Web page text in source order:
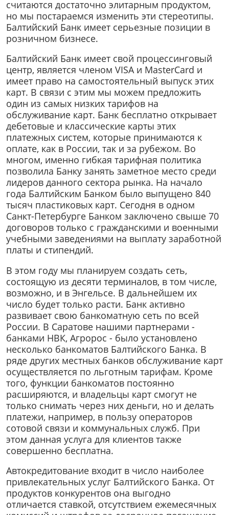
считаются достаточно элитарным продуктом,
но мы постараемся изменить эти стереотипы.
Балтийский Банк имеет серьезные позиции в
розничном бизнесе.
Балтийский Банк имеет свой процессинговый
центр, является членом VISA и MasterCard и
имеет право на самостоятельный выпуск этих
карт. В связи с этим мы можем предложить
один из самых низких тарифов на
обслуживание карт. Банк бесплатно открывает
дебетовые и классические карты этих
платежных систем, которые принимаются к
оплате, как в России, так и за рубежом. Во
многом, именно гибкая тарифная политика
позволила Банку занять заметное место среди
лидеров данного сектора рынка. На начало
года Балтийским Банком было выпущено 840
тысяч пластиковых карт. Сегодня в одном
Санкт-Петербурге Банком заключено свыше 70
договоров только с гражданскими и военными
учебными заведениями на выплату заработной
платы и стипендий.
В этом году мы планируем создать сеть,
состоящую из десяти терминалов, в том числе,
возможно, и в Энгельсе. В дальнейшем их
число будет только расти. Банк активно
развивает свою банкоматную сеть по всей
России. В Саратове нашими партнерами -
банками НВК, Агророс - было установлено
несколько банкоматов Балтийского Банка. В
ряде других местных банков обслуживание карт
осуществляется по льготным тарифам. Кроме
того, функции банкоматов постоянно
расширяются, и владельцы карт смогут не
только снимать через них деньги, но и делать
платежи, например, в пользу операторов
сотовой связи и коммунальных служб. При
этом данная услуга для клиентов также
совершенно бесплатна.
Автокредитование входит в число наиболее
привлекательных услуг Балтийского Банка. От
продуктов конкурентов она выгодно
отличается ставкой, отсутствием ежемесячных